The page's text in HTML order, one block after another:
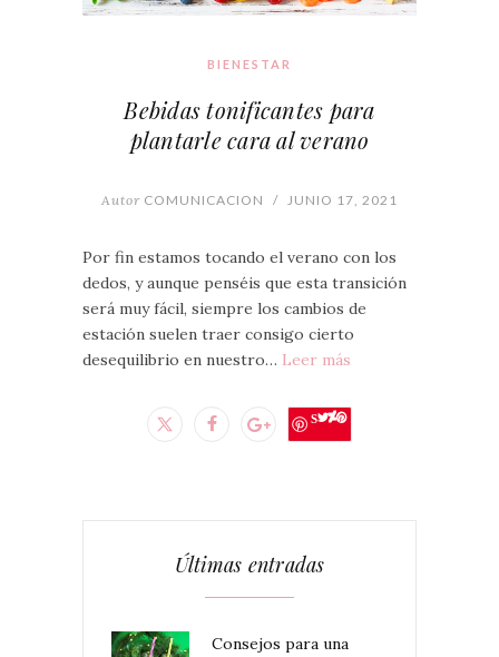
BIENESTAR
Bebidas tonificantes para
plantarle cara al verano
Autor COMUNICACION / JUNIO 17, 2021
Por fin estamos tocando el verano con los
dedos, y aunque penséis que esta transición
será muy fácil, siempre los cambios de
estación suelen traer consigo cierto
desequilibrio en nuestro… Leer más
Save
Últimas entradas
Consejos para una